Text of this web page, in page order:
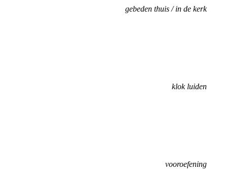
gebeden thuis / in de kerk
klok luiden
vooroefening